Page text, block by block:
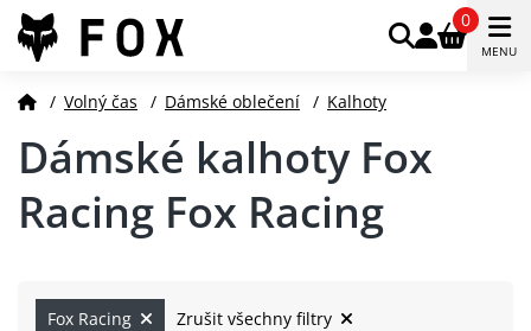
0
MENU
/ Volný čas / Dámské oblečení / Kalhoty
Dámské kalhoty Fox
Racing Fox Racing
Fox Racing Zrušit všechny filtry